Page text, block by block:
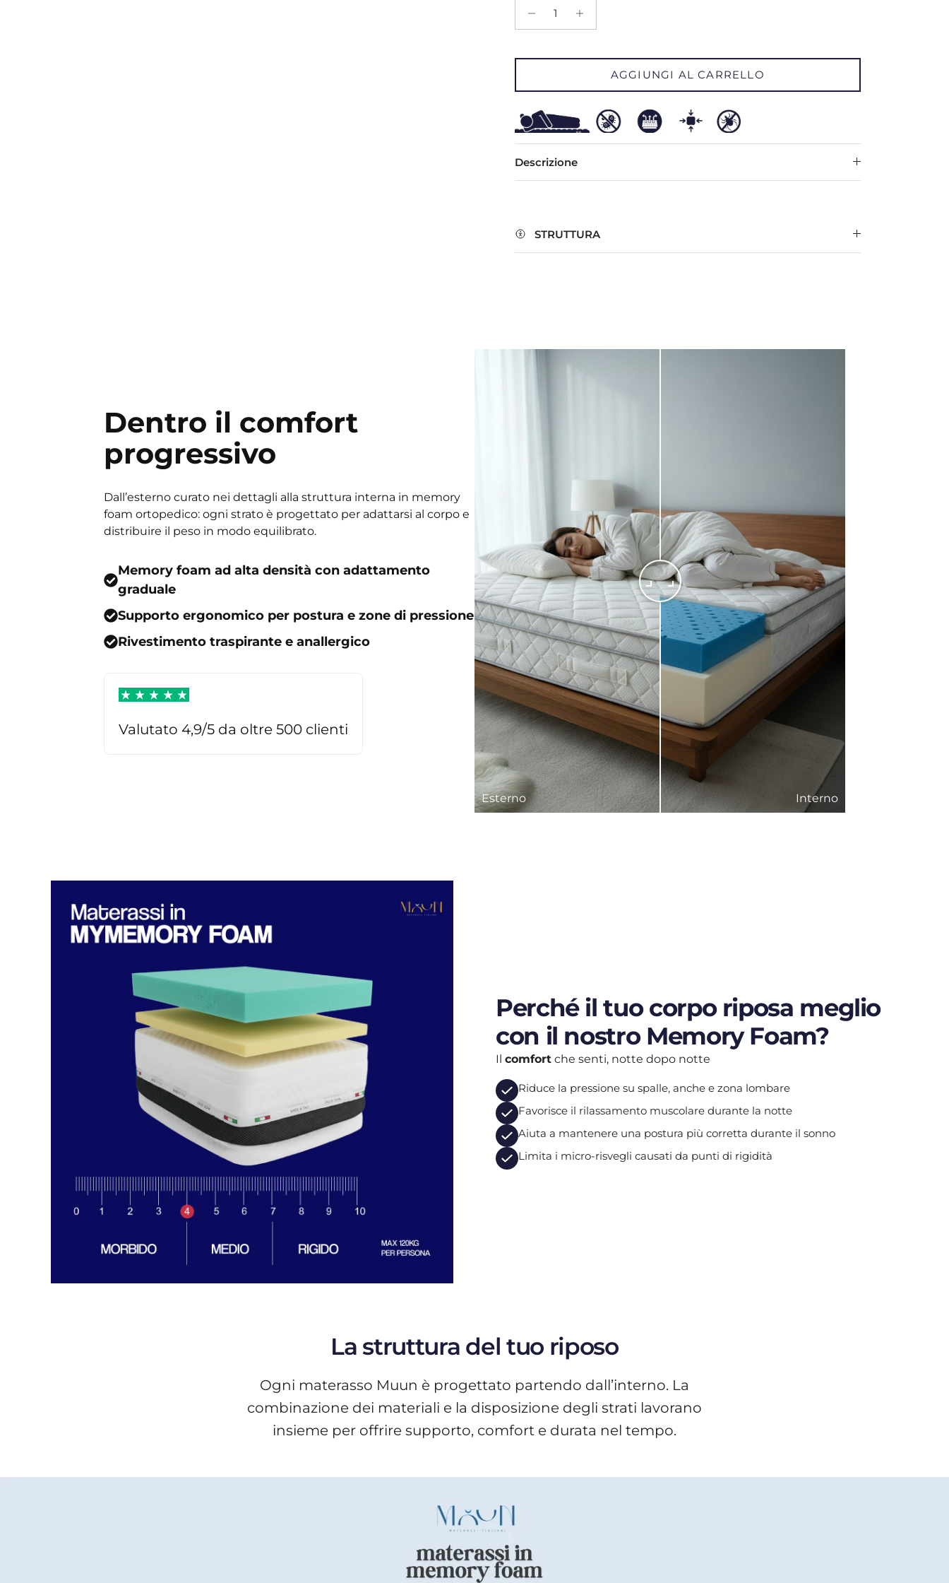
AGGIUNGI AL CARRELLO
Descrizione
STRUTTURA
Esterno Interno
Dentro il comfort
progressivo
Dall’esterno curato nei dettagli alla struttura interna in memory
foam ortopedico: ogni strato è progettato per adattarsi al corpo e
distribuire il peso in modo equilibrato.
Memory foam ad alta densità con adattamento
graduale
Supporto ergonomico per postura e zone di pressione
Rivestimento traspirante e anallergico
Valutato 4,9/5 da oltre 500 clienti
Perché il tuo corpo riposa meglio
con il nostro Memory Foam?
Il comfort che senti, notte dopo notte
Riduce la pressione su spalle, anche e zona lombare
Favorisce il rilassamento muscolare durante la notte
Aiuta a mantenere una postura più corretta durante il sonno
Limita i micro-risvegli causati da punti di rigidità
La struttura del tuo riposo
Ogni materasso Muun è progettato partendo dall’interno. La
combinazione dei materiali e la disposizione degli strati lavorano
insieme per offrire supporto, comfort e durata nel tempo.